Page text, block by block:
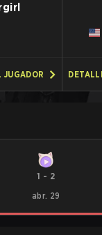
JUGADOR
1 - 2
abr. 29